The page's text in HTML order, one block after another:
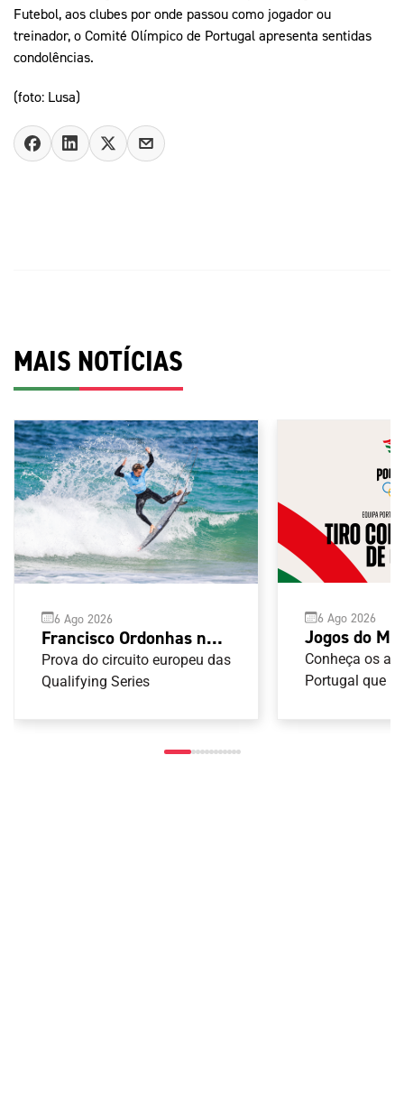
Futebol, aos clubes por onde passou como jogador ou
treinador, o Comité Olímpico de Portugal apresenta sentidas
condolências.
(foto: Lusa)
MAIS NOTÍCIAS
6 Ago 2026
Francisco Ordonhas no
pódio do YETI Pro de
Surf
Prova do circuito europeu das
Qualifying Series
6 Ago 2026
Jogos do
Taranto
Armas de
Conheça os
Portugal que
Armas de Caça